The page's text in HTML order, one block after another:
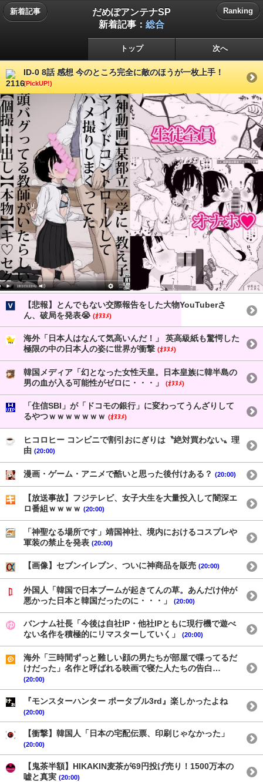
新着記事
だめぽアンテナSP
新着記事： 総合
Ranking
トップ 次へ
ID-0 8話 感想 今のところ完全に敵のほうが一枚上手！
(PickUP!)
【悲報】とんでもない交際報告をした大物YouTuberさ
ん、破局を発表😭 (ｵﾇﾇﾒ)
海外「日本人はなんて気高いんだ！」 英高級紙も驚愕した
極限の中の日本人の姿に世界が衝撃 (ｵﾇﾇﾒ)
韓国メディア「幻となった女性天皇。日本皇族に韓半島の
男の血が入る可能性がゼロに・・・」
(ｵﾇﾇﾒ)
「住信SBI」が「ドコモの銀行」に変わってうんざりして
るやつｗｗｗｗｗｗｗ (ｵﾇﾇﾒ)
ヒコロヒー コンビニで割引おにぎりは〝絶対買わない〟理
由 (20:00)
漫画・ゲーム・アニメで酷いと思った後付けある？ (20:00)
【放送事故】フジテレビ、女子大生を大量投入して闇深エ
ロ番組ｗｗｗｗ (20:00)
「神聖なる場所です」靖国神社、境内におけるコスプレや
軍装の禁止を発表 (20:00)
【画像】セブンイレブン、ついに神商品を販売 (20:00)
外国人「韓国で日本ブームが起きてんの草。あんだけ仲が
悪かった日本と韓国だったのに・・・」
(20:00)
バンナム社長「今後は自社IP・他社IPともに現行機で遊べ
ない名作を積極的にリマスターしていく」
(20:00)
海外「三時間ずっと難しい顔の男たちが部屋で喋ってるだ
けだった」名作と呼ばれる映画で寝た人たちの告白…
(20:00)
『モンスターハンター ポータブル3rd』楽しかったよね
(20:00)
【衝撃】韓国人「日本の宅配伝票、印刷じゃなかった」
(20:00)
【鬼茶半額】HIKAKIN麦茶が69円投げ売り！1500万本の
嘘と真実 (20:00)